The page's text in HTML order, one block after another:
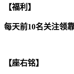
【福利】
每天前10名关注领
【座右铭】